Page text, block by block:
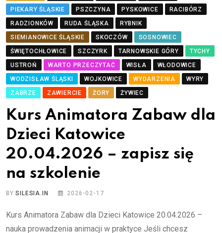
PIEKARY ŚLĄSKIE
PSZCZYNA PYSKOWICE
RACIBÓRZ
RADZIONKÓW
RUDA ŚLĄSKA
RYBNIK
SIEMIANOWICE ŚLĄSKIE
SKOCZÓW
SOSNOWIEC
ŚWIĘTOCHŁOWICE
SZCZYRK TARNOWSKIE GÓRY
TYCHY
USTROŃ
WARTO PRZECZYTAĆ WISŁA
WŁODOWICE
WODZISŁAW ŚLĄSKI
WOJKOWICE WYDARZENIA
WYRY
ZABRZE
ZAWIERCIE ŻORY ŻYWIEC
Kurs Animatora Zabaw dla
Dzieci Katowice
20.04.2026 – zapisz się
na szkolenie
BYSILESIA.IN 2026-02-17
Kurs Animatora Zabaw dla Dzieci Katowice 20.04.2026 –
nauka prowadzenia animacji w praktyce Jeśli chcesz